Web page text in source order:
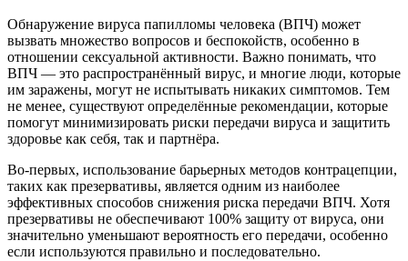
Обнаружение вируса папилломы человека (ВПЧ) может
вызвать множество вопросов и беспокойств, особенно в
отношении сексуальной активности. Важно понимать, что
ВПЧ — это распространённый вирус, и многие люди, которые
им заражены, могут не испытывать никаких симптомов. Тем
не менее, существуют определённые рекомендации, которые
помогут минимизировать риски передачи вируса и защитить
здоровье как себя, так и партнёра.
Во-первых, использование барьерных методов контрацепции,
таких как презервативы, является одним из наиболее
эффективных способов снижения риска передачи ВПЧ. Хотя
презервативы не обеспечивают 100% защиту от вируса, они
значительно уменьшают вероятность его передачи, особенно
если используются правильно и последовательно.